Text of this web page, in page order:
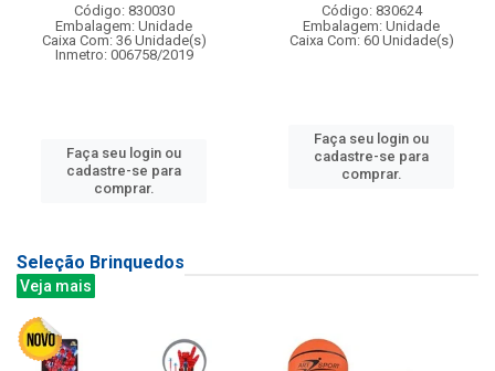
Código: 830030
Embalagem: Unidade
Caixa Com: 36 Unidade(s)
Inmetro: 006758/2019
Faça seu login ou
cadastre-se para
comprar.
Código: 830624
Embalagem: Unidade
Caixa Com: 60 Unidade(s)
Faça seu login ou
cadastre-se para
comprar.
Seleção Brinquedos
Veja mais